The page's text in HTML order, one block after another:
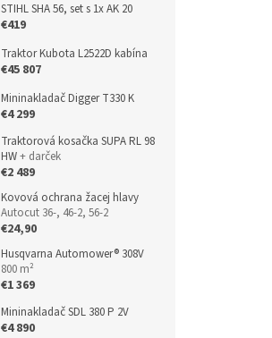
STIHL SHA 56, set s 1x AK 20
€419
Traktor Kubota L2522D kabína
€45 807
Mininakladač Digger T330 K
€4 299
Traktorová kosačka SUPA RL 98
HW+ darček
€2 489
Kovová ochrana žacej hlavy
Autocut 36-, 46-2, 56-2
€24,90
Husqvarna Automower® 308V
800 m²
€1 369
Mininakladač SDL 380 P 2V
€4 890